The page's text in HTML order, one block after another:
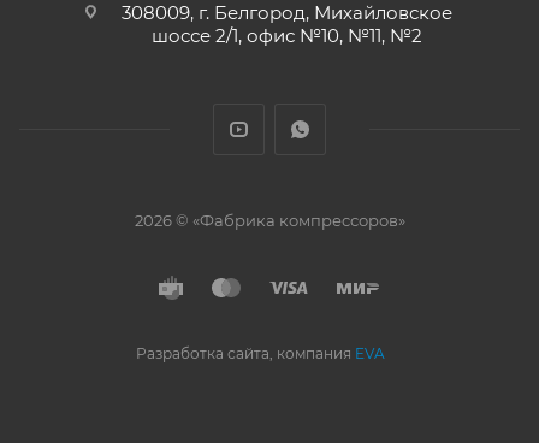
308009, г. Белгород, Михайловское
шоссе 2/1, офис №10, №11, №2
2026 © «Фабрика компрессоров»
Разработка сайта, компания EVA